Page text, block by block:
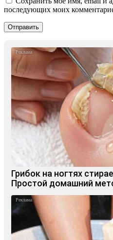
последующих моих
Грибок на ногтях
Простой домашний